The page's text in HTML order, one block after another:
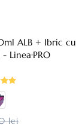
ALB + Ibric cu
Linea·PRO
lei